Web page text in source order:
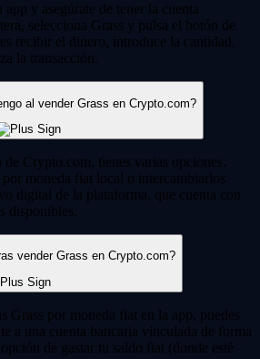
app y asegúrate de tener la cuenta
selecciona Grass y pulsa el botón de
recibir el dinero, introduce la cantidad,
la transacción.
al vender Grass en Crypto.com?
Crypto.com, tienes varias opciones.
por moneda fiat local o intercambiarlos
digital de la plataforma, que cuenta con
disponibles.
vender Grass en Crypto.com?
Grass por moneda fiat en la app, puedes
a una cuenta bancaria vinculada de forma
de gastar tu saldo fiat (donde esté